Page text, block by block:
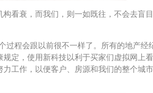
看衰，而我们，则一如既往，不会去盲
过程会跟以前很不一样了。所有的地产经
定，使用新科技以利于买家们虚拟网上
工作，以便客户、房源和我们的整个城